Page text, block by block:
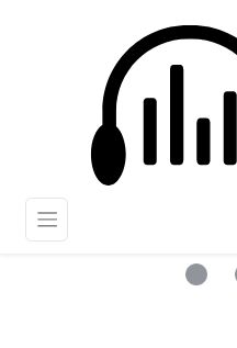
开场片头
正在为您搜索声音资源